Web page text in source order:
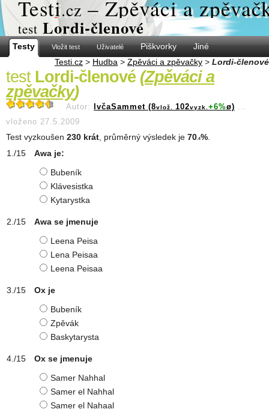
Testi.cz – Zpěváci a
test Lordi-členové
Testy Vložit test Uživatelé Piškvorky
Jiné
Testi.cz > Hudba > Zpěváci a zpěvačky > Lordi-členové
test Lordi-členové (Zpěváci a
zpěvačky)
Autor: IvčaSammet (8vlož. 102vyzk. +6%ø) ...
vloženo 27.5.2009
Test vyzkoušen 230 krát , průměrný výsledek je 70 .4%
Awa je:
Bubeník
Klávesistka
Kytarystka
Awa se jmenuje
Leena Peisa
Lena Peisaa
Leena Peisaa
Ox je
Bubeník
Zpěvák
Baskytarysta
Ox se jmenuje
Samer Nahhal
Samer el Nahhal
Samer el Nahaal